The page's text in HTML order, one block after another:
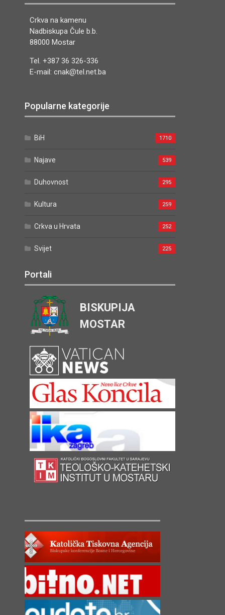
Crkva na kamenu
Nadbiskupa Čule b.b.
88000 Mostar
Tel. +387 36 326-336
E-mail: cnak@tel.net.ba
Popularne kategorije
BiH 1710
Najave 539
Duhovnost 295
Kultura 259
Crkva u Hrvata 252
Svijet 225
Portali
BISKUPIJA
MOSTAR